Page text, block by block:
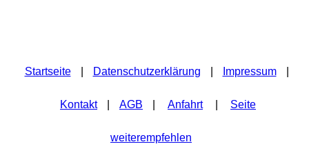
Startseite Datenschutzerklärung Impressum
Kontakt AGB Anfahrt Seite
weiterempfehlen